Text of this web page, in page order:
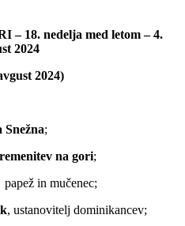
18. nedelja med letom – 4.
2024
2024)
;
na gori;
papež in mučenec;
, ustanovitelj dominikancev;